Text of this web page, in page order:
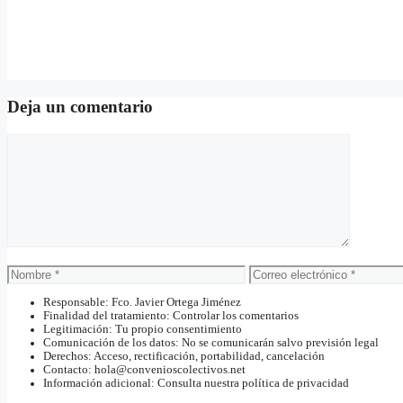
Deja un comentario
Nombre
Correo
electrónico
Responsable: Fco. Javier Ortega Jiménez
Finalidad del tratamiento: Controlar los comentarios
Legitimación: Tu propio consentimiento
Comunicación de los datos: No se comunicarán salvo previsión legal
Derechos: Acceso, rectificación, portabilidad, cancelación
Contacto: hola@convenioscolectivos.net
Información adicional: Consulta nuestra política de privacidad